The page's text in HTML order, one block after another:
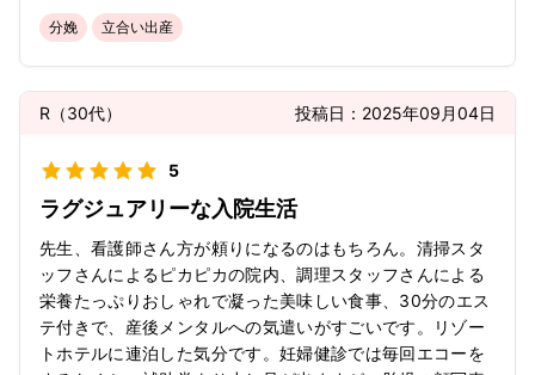
分娩 立合い出産
R （30代） 投稿日： 2025年09月04日
5
ラグジュアリーな入院生活
先生、看護師さん方が頼りになるのはもちろん。清掃スタ
ッフさんによるピカピカの院内、調理スタッフさんによる
栄養たっぷりおしゃれで凝った美味しい食事、30分のエス
テ付きで、産後メンタルへの気遣いがすごいです。リゾー
トホテルに連泊した気分です。妊婦健診では毎回エコーを